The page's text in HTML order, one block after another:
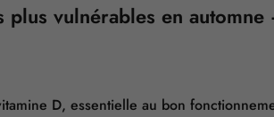
plus vulnérables en
D, essentielle au bon